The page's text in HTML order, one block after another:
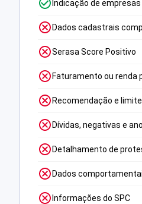
Indicação de
Dados cadastrais
Serasa Score Positivo
Faturamento ou renda
Recomendação e
Dívidas, negativas e
Detalhamento de
Dados
Informações do SPC